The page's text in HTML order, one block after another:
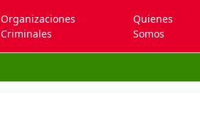
Organizaciones
Criminales
Quienes
Somos